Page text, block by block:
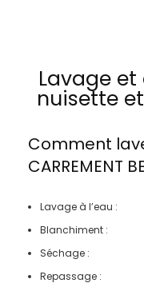
Lavage
nuisette
Comment
CARREMENT
Lavage à l’eau :
Blanchiment :
Séchage :
Repassage :